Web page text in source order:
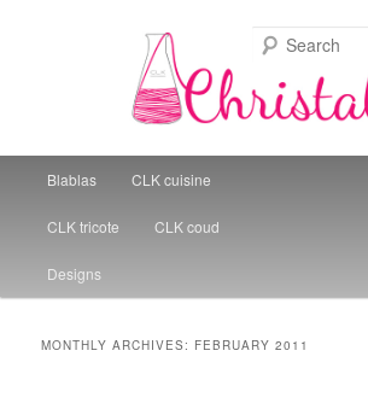
Christal Little Kitchen
Skip to primary content
Skip to secondary content
Blablas CLK cuisine
CLK tricote CLK coud
Designs
MONTHLY ARCHIVES: FEBRUARY 2011